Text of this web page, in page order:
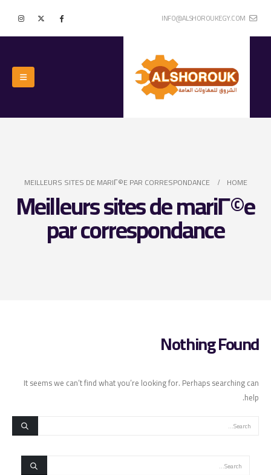
INFO@ALSHOROUKEGY.COM
HOME
MEILLEURS SITES DE MARIГ©E PAR CORRESPONDANCE
Meilleurs sites de mariГ©e
par correspondance
Nothing Found
It seems we can’t find what you’re looking for. Perhaps searching can
help.